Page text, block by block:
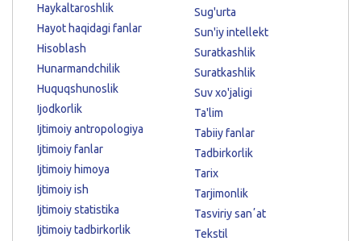
Haykaltaroshlik
Hayot haqidagi fanlar
Hisoblash
Hunarmandchilik
Huquqshunoslik
Ijodkorlik
Ijtimoiy antropologiya
Ijtimoiy fanlar
Ijtimoiy himoya
Ijtimoiy ish
Ijtimoiy statistika
Ijtimoiy tadbirkorlik
Sug'urta
Sun'iy intellekt
Suratkashlik
Suratkashlik
Suv xo'jaligi
Ta'lim
Tabiiy fanlar
Tadbirkorlik
Tarix
Tarjimonlik
Tasviriy sanʼat
Tekstil